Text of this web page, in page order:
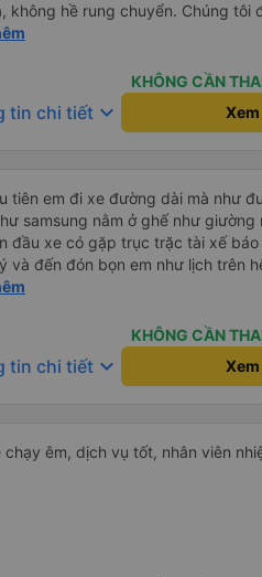
không hề rung chuyển. Chúng tôi
sinh và dừng lại để ăn tối. Nhìn
phải là vấn đề lớn. Chúng tôi rất
KHÔNG CẦN
tin chi tiết keyboard_arrow_down
tiên em đi xe đường dài mà như
samsung nằm ở ghế như giường
đầu xe có gặp trục trặc tài xế
và đến đón bọn em như lịch trên
Sĩ quá vui tính và nhiệt tình, trời
sau e mong có duyên gặp lại a ạ.
KHÔNG CẦN
tin chi tiết keyboard_arrow_down
chạy êm, dịch vụ tốt, nhân viên